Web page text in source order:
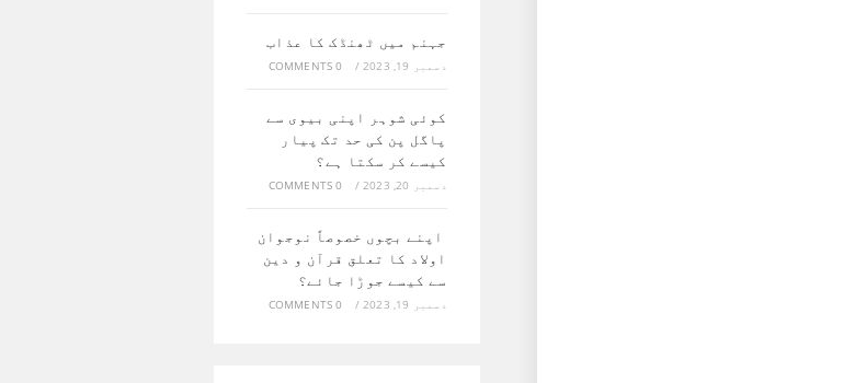
جہنم میں ٹھنڈک کا عذاب
دسمبر 19, 2023 /
0 COMMENTS
کوئی شوہر اپنی بیوی سے
پاگل پن کی حد تک پیار
کیسے کر سکتا ہے؟
دسمبر 20, 2023 /
0 COMMENTS
اپنے بچوں خصوصاً نوجوان
اولاد کا تعلق قرآن و دین
سے کیسے جوڑا جائے؟
دسمبر 19, 2023 /
0 COMMENTS